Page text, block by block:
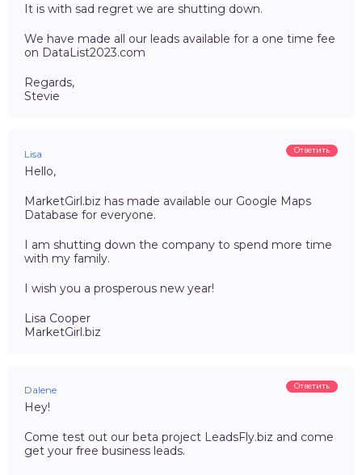
It is with sad regret we are shutting down.
We have made all our leads available for a one time fee
on DataList2023.com
Regards,
Stevie
Lisa Ответить
Hello,
MarketGirl.biz has made available our Google Maps
Database for everyone.
I am shutting down the company to spend more time
with my family.
I wish you a prosperous new year!
Lisa Cooper
MarketGirl.biz
Dalene Ответить
Hey!
Come test out our beta project LeadsFly.biz and come
get your free business leads.